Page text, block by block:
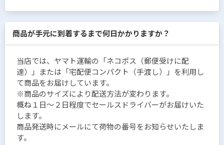
商品が手元に到着するまで何日かかりますか？
当店では、ヤマト運輸の「ネコポス（郵便受けに配
達）」または「宅配便コンパクト（手渡し）」を利用し
て商品をお届けしています。
※商品のサイズにより配送方法が変わります。
概ね１日〜２日程度でセールスドライバーがお届けいた
します。
商品発送時にメールにて荷物の番号をお知らせいたしま
す。